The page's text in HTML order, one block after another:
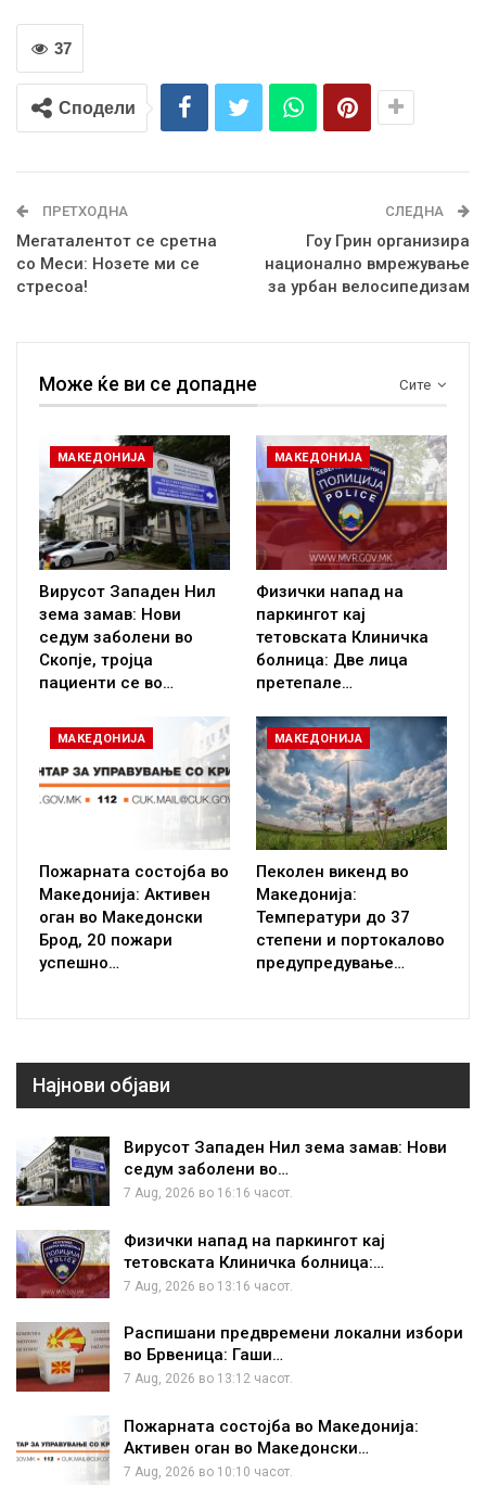
37
Сподели
ПРЕТХОДНА
Мегаталентот се сретна
со Меси: Нозете ми се
стресоа!
СЛЕДНА
Гоу Грин организира
национално вмрежување
за урбан велосипедизам
Сите
Може ќе ви се допадне
МАКЕДОНИЈА
Вирусот Западен Нил
зема замав: Нови
седум заболени во
Скопје, тројца
пациенти се во…
МАКЕДОНИЈА
Физички напад на
паркингот кај
тетовската Клиничка
болница: Две лица
претепале…
МАКЕДОНИЈА
Пожарната состојба во
Македонија: Активен
оган во Македонски
Брод, 20 пожари
успешно…
МАКЕДОНИЈА
Пеколен викенд во
Македонија:
Температури до 37
степени и портокалово
предупредување…
Најнови објави
Вирусот Западен Нил зема замав: Нови
седум заболени во…
7 Aug, 2026 во 16:16 часот.
Физички напад на паркингот кај
тетовската Клиничка болница:…
7 Aug, 2026 во 13:16 часот.
Распишани предвремени локални избори
во Брвеница: Гаши…
7 Aug, 2026 во 13:12 часот.
Пожарната состојба во Македонија:
Активен оган во Македонски…
7 Aug, 2026 во 10:10 часот.